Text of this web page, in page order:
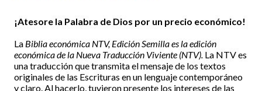
¡Atesore la Palabra de Dios por un precio económico!
La Biblia económica NTV, Edición Semilla es la edición
económica de la Nueva Traducción Viviente (NTV). La NTV es
una traducción que transmita el mensaje de los textos
originales de las Escrituras en un lenguaje contemporáneo
y claro. Al hacerlo, tuvieron presente los intereses de las